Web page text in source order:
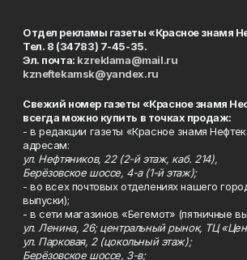
Отдел рекламы газеты «Красное знамя
Тел. 8 (34783) 7-45-35.
Эл. почта: kzreklama@mail.ru
kzneftekamsk@yandex.ru
Свежий номер газеты «Красное знамя
всегда можно купить в точках продаж:
- в редакции газеты «Красное знамя
адресам:
ул. Нефтяников, 22 (2-й этаж, каб. 214),
Берёзовское шоссе, 4-а (1-й этаж);
- во всех почтовых отделениях нашего
выпуски);
- в сети магазинов «Бегемот» (пятничные
ул. Ленина, 26; центральный рынок, ТЦ
ул. Парковая, 2 (цокольный этаж);
Берёзовское шоссе, 3-в;